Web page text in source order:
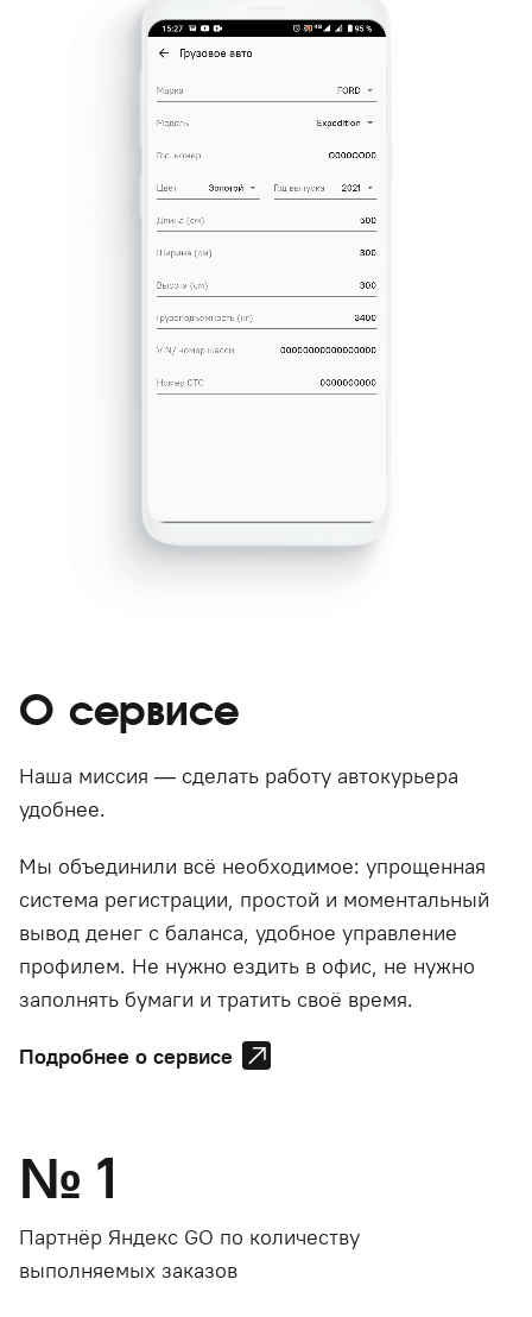
О сервисе
Наша миссия — сделать работу автокурьера
удобнее.
Мы объединили всё необходимое: упрощенная
система регистрации, простой и моментальный
вывод денег с баланса, удобное управление
профилем. Не нужно ездить в офис, не нужно
заполнять бумаги и тратить своё время.
Подробнее о сервисе
№ 1
Партнёр Яндекс GO по количеству
выполняемых заказов